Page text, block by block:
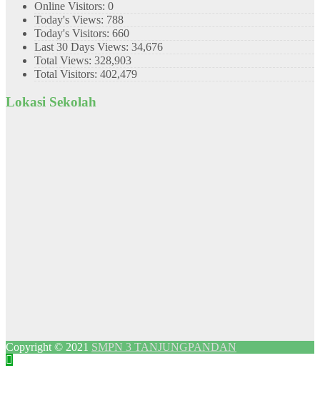
Online Visitors: 0
Today's Views: 788
Today's Visitors: 660
Last 30 Days Views: 34,676
Total Views: 328,903
Total Visitors: 402,479
Lokasi Sekolah
Copyright © 2021 SMPN 3 TANJUNGPANDAN